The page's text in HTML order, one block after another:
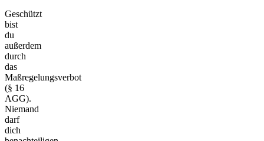
Geschützt
bist
du
außerdem
durch
das
Maßregelungsverbot
(§ 16
AGG).
Niemand
darf
dich